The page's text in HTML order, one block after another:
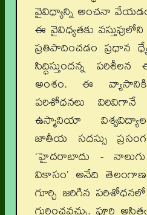
వైవిధ్యాన్ని అంచనా
ఈ వైవిధ్యతకు
ప్రతిపాదించడం ప్రధాన
సిద్ధిస్తుందన్న
అంశం. ఈ
పరిశోధనలు
ఉస్మానియా
జాతీయ సదస్సు
‘హైదరాబాదు -
వికాసం’ అనేది
గూర్చి జరిగిన
గుర్తించవచ్చు. పూర్తి